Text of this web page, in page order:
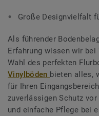
Große Designvielfalt
Als führender
Erfahrung wissen wir
Wahl des perfekten
Vinylböden bieten alles,
für Ihren
zuverlässigen Schutz
und einfache Pflege bei